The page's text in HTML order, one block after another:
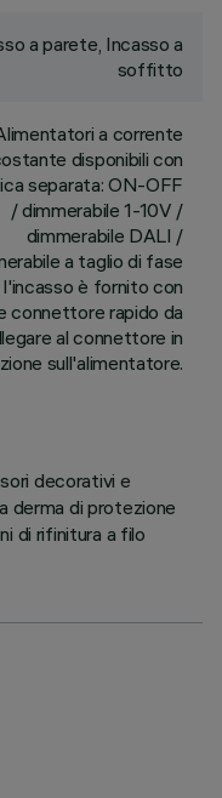
a parete, Incasso a
soffitto
a corrente
disponibili con
separata: ON-OFF
/ dimmerabile 1-10V /
dimmerabile DALI /
a taglio di fase
l'incasso è fornito con
connettore rapido da
al connettore in
sull'alimentatore.
decorativi e
derma di protezione
di rifinitura a filo